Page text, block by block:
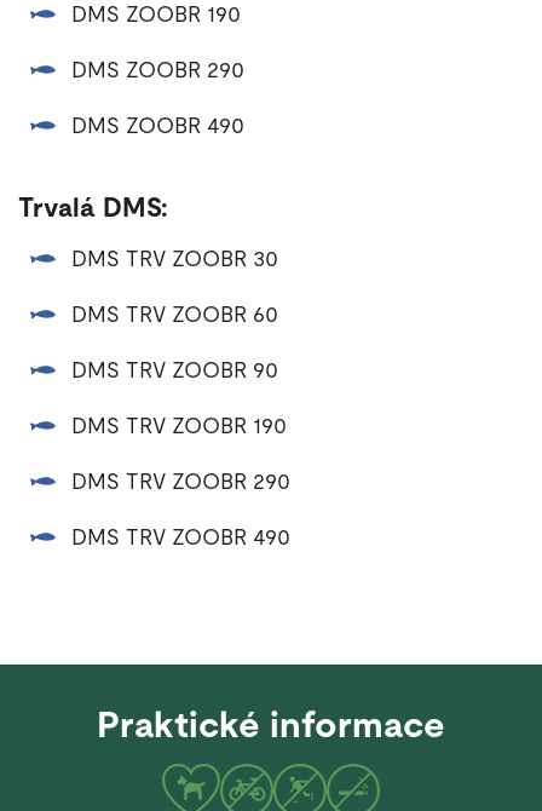
DMS ZOOBR 190
DMS ZOOBR 290
DMS ZOOBR 490
Trvalá DMS:
DMS TRV ZOOBR 30
DMS TRV ZOOBR 60
DMS TRV ZOOBR 90
DMS TRV ZOOBR 190
DMS TRV ZOOBR 290
DMS TRV ZOOBR 490
Praktické informace